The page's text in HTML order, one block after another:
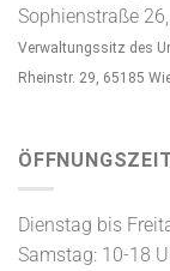
Sophienstraße
Verwaltungssitz des
Rheinstr. 29, 65185
Dienstag bis
Samstag: 10-18